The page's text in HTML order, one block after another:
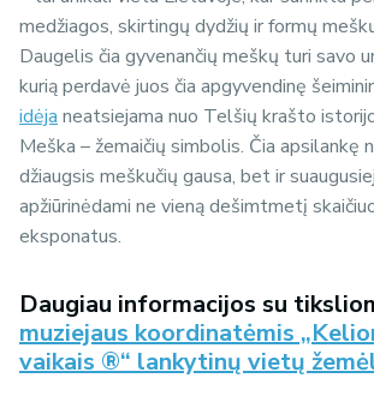
medžiagos, skirtingų dydžių ir formų
Daugelis čia gyvenančių meškų turi savo
kurią perdavė juos čia apgyvendinę
idėja neatsiejama nuo Telšių krašto
Meška – žemaičių simbolis. Čia apsilankę
džiaugsis meškučių gausa, bet ir
apžiūrinėdami ne vieną dešimtmetį
eksponatus.
Daugiau informacijos su
muziejaus koordinatėmis
vaikais ®“ lankytinų vietų